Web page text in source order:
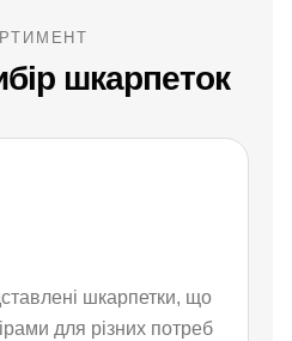
шкарпеток
шкарпетки, що
для різних потреб